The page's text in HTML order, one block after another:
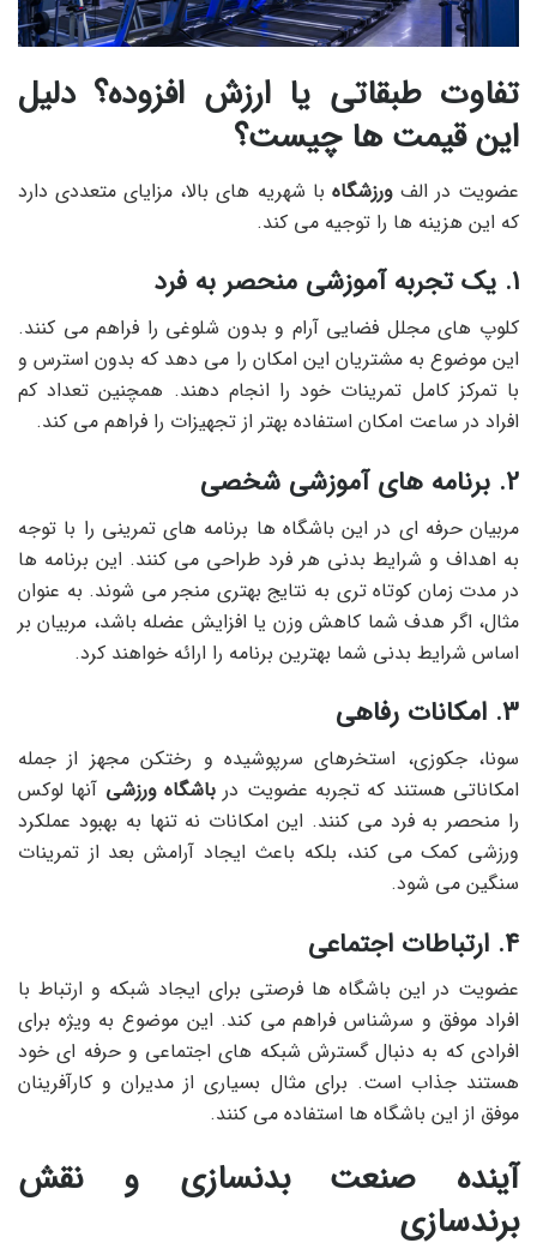
تفاوت طبقاتی یا ارزش افزوده؟ دلیل
این قیمت ها چیست؟
عضویت در الفورزشگاه با شهریه های بالا، مزایای متعددی دارد
که این هزینه ها را توجیه می کند.
1. یک تجربه آموزشی منحصر به فرد
کلوپ های مجلل فضایی آرام و بدون شلوغی را فراهم می کنند.
این موضوع به مشتریان این امکان را می دهد که بدون استرس و
با تمرکز کامل تمرینات خود را انجام دهند. همچنین تعداد کم
افراد در ساعت امکان استفاده بهتر از تجهیزات را فراهم می کند.
2. برنامه های آموزشی شخصی
مربیان حرفه ای در این باشگاه ها برنامه های تمرینی را با توجه
به اهداف و شرایط بدنی هر فرد طراحی می کنند. این برنامه ها
در مدت زمان کوتاه تری به نتایج بهتری منجر می شوند. به عنوان
مثال، اگر هدف شما کاهش وزن یا افزایش عضله باشد، مربیان بر
اساس شرایط بدنی شما بهترین برنامه را ارائه خواهند کرد.
3. امکانات رفاهی
سونا، جکوزی، استخرهای سرپوشیده و رختکن مجهز از جمله
امکاناتی هستند که تجربه عضویت در باشگاه ورزشی آنها لوکس
را منحصر به فرد می کنند. این امکانات نه تنها به بهبود عملکرد
ورزشی کمک می کند، بلکه باعث ایجاد آرامش بعد از تمرینات
سنگین می شود.
4. ارتباطات اجتماعی
عضویت در این باشگاه ها فرصتی برای ایجاد شبکه و ارتباط با
افراد موفق و سرشناس فراهم می کند. این موضوع به ویژه برای
افرادی که به دنبال گسترش شبکه های اجتماعی و حرفه ای خود
هستند جذاب است. برای مثال بسیاری از مدیران و کارآفرینان
موفق از این باشگاه ها استفاده می کنند.
آینده صنعت بدنسازی و نقش
برندسازی